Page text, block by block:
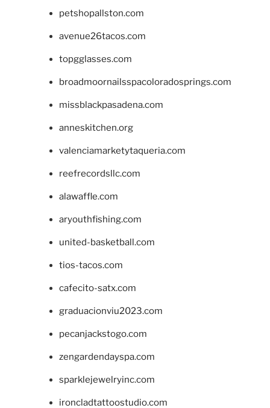
petshopallston.com
avenue26tacos.com
topgglasses.com
broadmoornailsspacoloradosprings.com
missblackpasadena.com
anneskitchen.org
valenciamarketytaqueria.com
reefrecordsllc.com
alawaffle.com
aryouthfishing.com
united-basketball.com
tios-tacos.com
cafecito-satx.com
graduacionviu2023.com
pecanjackstogo.com
zengardendayspa.com
sparklejewelryinc.com
ironcladtattoostudio.com